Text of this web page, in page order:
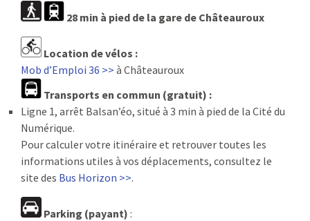
28 min à pied de la gare de Châteauroux
Location de vélos :
Mob d’Emploi 36 >> à Châteauroux
Transports en commun (gratuit) :
Ligne 1, arrêt Balsan’éo, situé à 3 min à pied de la Cité du
Numérique.
Pour calculer votre itinéraire et retrouver toutes les
informations utiles à vos déplacements, consultez le
site des Bus Horizon >>.
Parking (payant) :